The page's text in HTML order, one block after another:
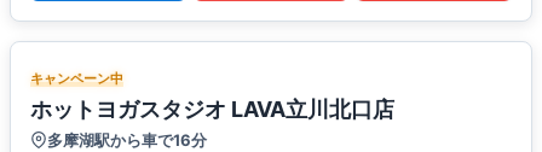
キャンペーン中
ホットヨガスタジオ LAVA立川北口店
多摩湖駅から車で16分